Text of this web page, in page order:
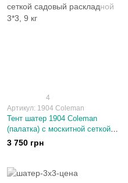
4
Артикул: 1904 Colеman
Тент шатер 1904 Colеman
(палатка) с москитной сеткой
садовый раскладной 3*3, 9 кг
3 750 грн